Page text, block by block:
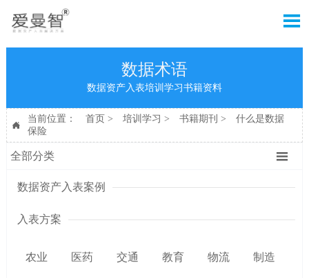

数据术语
数据资产入表培训学习书籍资料

当前位置： 首页 > 培训学习 > 书籍期刊 >
什么是数据
保险
全部分类 
数据资产入表案例
入表方案
农业 医药 交通 教育 物流 制造